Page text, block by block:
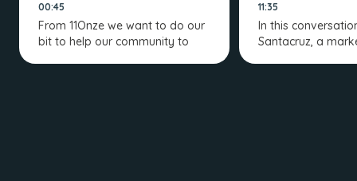
00:45
From 11Onze we want to do our
bit to help our community to
11:35
In this
Santacruz, a